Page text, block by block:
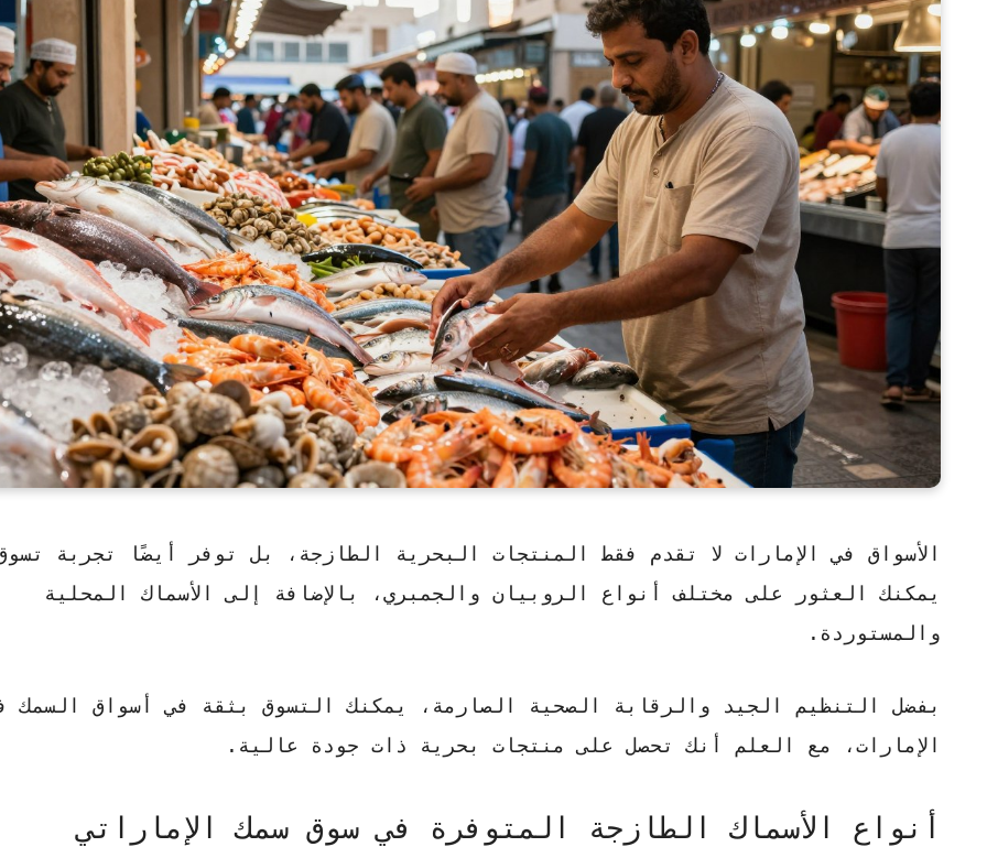
الأسواق في الإمارات لا تقدم فقط المنتجات البحرية الطازجة، بل توفر أيضًا تجربة
يمكنك العثور على مختلف أنواع الروبيان والجمبري، بالإضافة إلى الأسماك المحلية
والمستوردة.
بفضل التنظيم الجيد والرقابة الصحية الصارمة، يمكنك التسوق بثقة في أسواق السمك
الإمارات، مع العلم أنك تحصل على منتجات بحرية ذات جودة عالية.
أنواع الأسماك الطازجة المتوفرة في سوق سمك الإماراتي